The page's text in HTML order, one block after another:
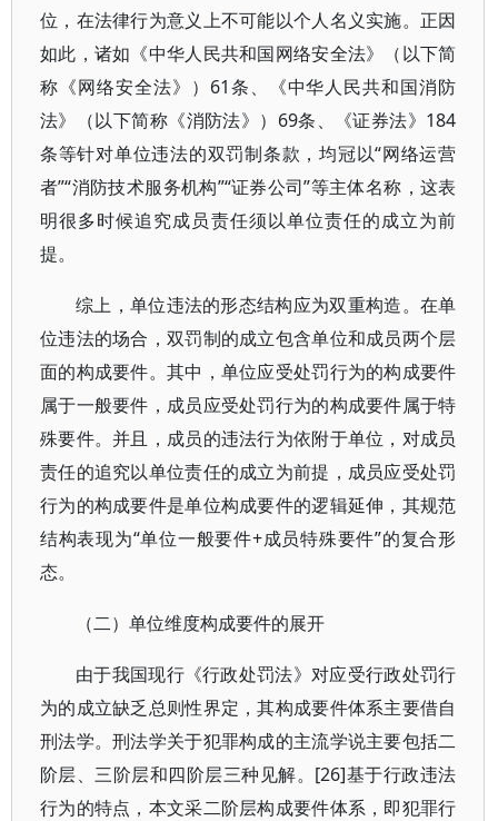
位，在法律行为意义上不可能以个人名义实施。正因
如此，诸如《中华人民共和国网络安全法》（以下简
称《网络安全法》）61条、《中华人民共和国消防
法》（以下简称《消防法》）69条、《证券法》184
条等针对单位违法的双罚制条款，均冠以“网络运营
者”“消防技术服务机构”“证券公司”等主体名称，这表
明很多时候追究成员责任须以单位责任的成立为前
提。
综上，单位违法的形态结构应为双重构造。在单
位违法的场合，双罚制的成立包含单位和成员两个层
面的构成要件。其中，单位应受处罚行为的构成要件
属于一般要件，成员应受处罚行为的构成要件属于特
殊要件。并且，成员的违法行为依附于单位，对成员
责任的追究以单位责任的成立为前提，成员应受处罚
行为的构成要件是单位构成要件的逻辑延伸，其规范
结构表现为“单位一般要件+成员特殊要件”的复合形
态。
（二）单位维度构成要件的展开
由于我国现行《行政处罚法》对应受行政处罚行
为的成立缺乏总则性界定，其构成要件体系主要借自
刑法学。刑法学关于犯罪构成的主流学说主要包括二
阶层、三阶层和四阶层三种见解。[26]基于行政违法
行为的特点，本文采二阶层构成要件体系，即犯罪行